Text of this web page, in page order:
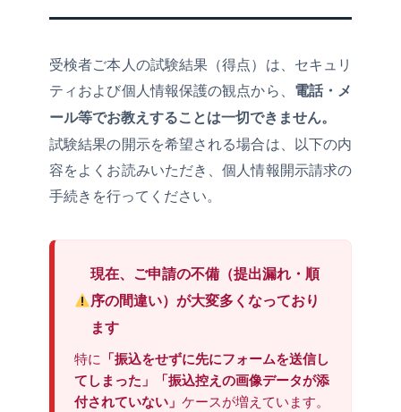
受検者ご本人の試験結果（得点）は、セキュリ
ティおよび個人情報保護の観点から、 電話・メ
ール等でお教えすることは一切できません。
試験結果の開示を希望される場合は、以下の内
容をよくお読みいただき、個人情報開示請求の
手続きを行ってください。
現在、ご申請の不備（提出漏れ・順
序の間違い）が大変多くなっており
ます
特に 「振込をせずに先にフォームを送信し
てしまった」「振込控えの画像データが添
付されていない」 ケースが増えています。